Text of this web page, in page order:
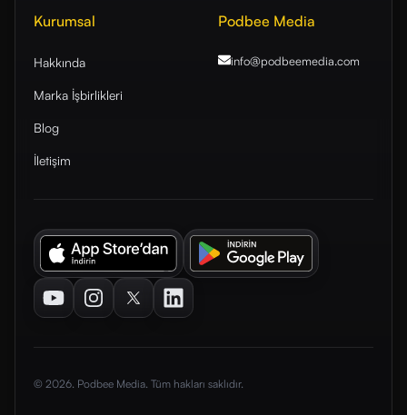
Kurumsal
Hakkında
Marka İşbirlikleri
Blog
İletişim
Podbee Media
info@podbeemedia.com
YoutubeInstagramTwitterLinkedIn
© 2026. Podbee Media. Tüm hakları saklıdır.